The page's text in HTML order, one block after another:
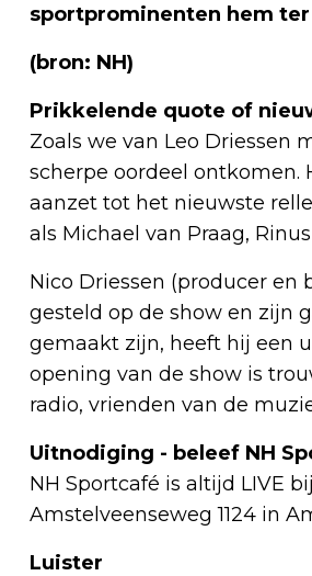
sportprominenten hem
(bron: NH)
Prikkelende quote of
Zoals we van Leo Driessen
scherpe oordeel
aanzet tot het nieuwste
als Michael van Praag,
Nico Driessen (producer en
gesteld op de show en zijn
gemaakt zijn, heeft hij een
opening van de show is
radio, vrienden van de
Uitnodiging - beleef NH
NH Sportcafé is altijd LIVE
Amstelveenseweg 1124 in
Luister